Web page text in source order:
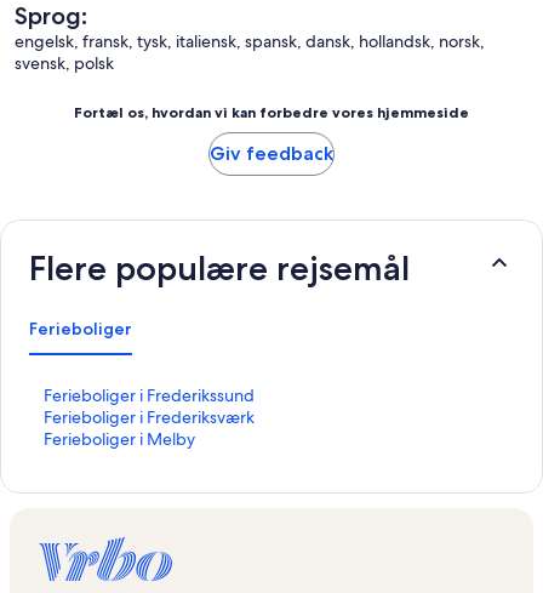
Sprog:
engelsk, fransk, tysk, italiensk, spansk, dansk, hollandsk, norsk,
svensk, polsk
Fortæl os, hvordan vi kan forbedre vores hjemmeside
Giv feedback
Flere populære rejsemål
Ferieboliger
Ferieboliger i Frederikssund
L
i
n
e
r
Ferieboliger i Frederiksværk
L
i
n
e
Ferieboliger i Melby
L
b
n